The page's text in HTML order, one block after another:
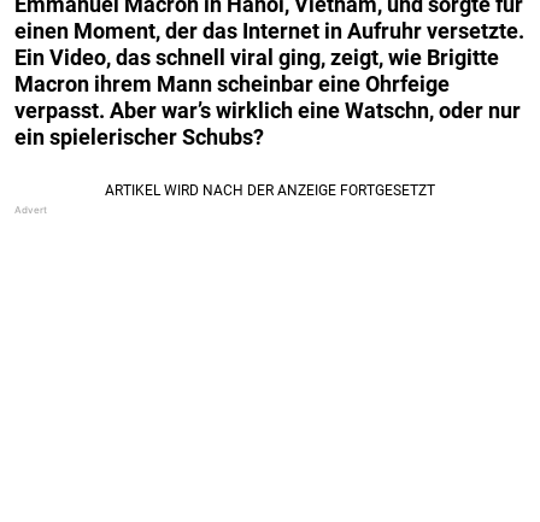
einen Moment, der das Internet in Aufruhr versetzte.
Ein Video, das schnell viral ging, zeigt, wie Brigitte
Macron ihrem Mann scheinbar eine Ohrfeige
verpasst. Aber war’s wirklich eine Watschn, oder nur
ein spielerischer Schubs?